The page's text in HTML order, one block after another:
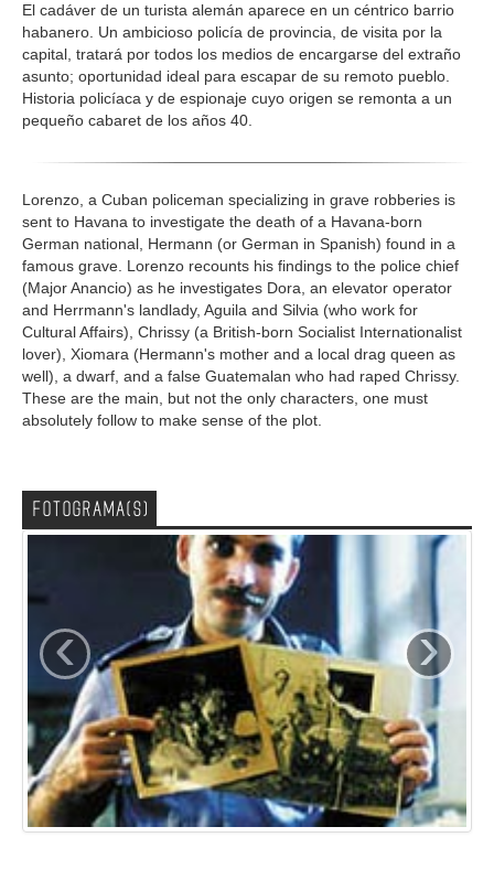
El cadáver de un turista alemán aparece en un céntrico barrio
habanero. Un ambicioso policía de provincia, de visita por la
capital, tratará por todos los medios de encargarse del extraño
asunto; oportunidad ideal para escapar de su remoto pueblo.
Historia policíaca y de espionaje cuyo origen se remonta a un
pequeño cabaret de los años 40.
Lorenzo, a Cuban policeman specializing in grave robberies is
sent to Havana to investigate the death of a Havana-born
German national, Hermann (or German in Spanish) found in a
famous grave. Lorenzo recounts his findings to the police chief
(Major Anancio) as he investigates Dora, an elevator operator
and Herrmann's landlady, Aguila and Silvia (who work for
Cultural Affairs), Chrissy (a British-born Socialist Internationalist
lover), Xiomara (Hermann's mother and a local drag queen as
well), a dwarf, and a false Guatemalan who had raped Chrissy.
These are the main, but not the only characters, one must
absolutely follow to make sense of the plot.
FOTOGRAMA(S)
‹ ›